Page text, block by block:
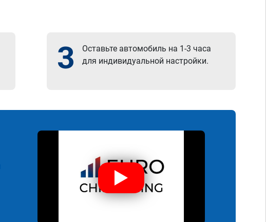
3
Оставьте автомобиль на 1-3 часа
для индивидуальной настройки.